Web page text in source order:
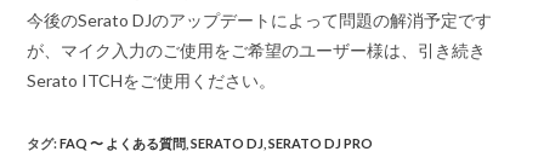
今後のSerato DJのアップデートによって問題の解消予定です
が、マイク入力のご使用をご希望のユーザー様は、引き続き
Serato ITCHをご使用ください。
タグ:FAQ 〜 よくある質問 SERATO DJ SERATO DJ PRO